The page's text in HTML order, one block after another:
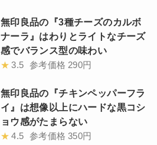
無印良品の『3種チーズのカルボ
ナーラ』はわりとライトなチーズ
感でバランス型の味わい
★ 3.5 参考価格 290円
無印良品の『チキンペッパーフラ
イ』は想像以上にハードな黒コシ
ョウ感がたまらない
★ 4.5 参考価格 350円